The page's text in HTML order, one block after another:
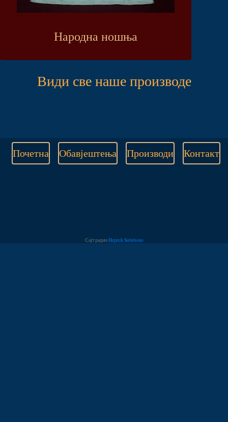
Народна ношња
Види све наше производе
Почетна Обавјештења Производи Контакт
Сајт радиоHepeck Solutions